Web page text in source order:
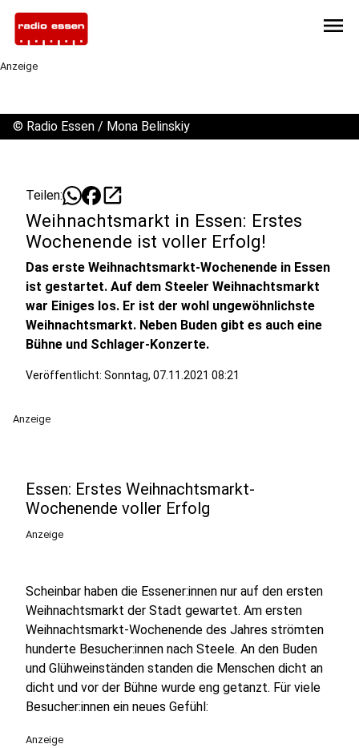
menu
Anzeige
© Radio Essen / Mona Belinskiy
Teilen: open_in_new
Weihnachtsmarkt in Essen: Erstes
Wochenende ist voller Erfolg!
Das erste Weihnachtsmarkt-Wochenende in Essen
ist gestartet. Auf dem Steeler Weihnachtsmarkt
war Einiges los. Er ist der wohl ungewöhnlichste
Weihnachtsmarkt. Neben Buden gibt es auch eine
Bühne und Schlager-Konzerte.
Veröffentlicht: Sonntag, 07.11.2021 08:21
Anzeige
Essen: Erstes Weihnachtsmarkt-
Wochenende voller Erfolg
Anzeige
Scheinbar haben die Essener:innen nur auf den ersten
Weihnachtsmarkt der Stadt gewartet. Am ersten
Weihnachtsmarkt-Wochenende des Jahres strömten
hunderte Besucher:innen nach Steele. An den Buden
und Glühweinständen standen die Menschen dicht an
dicht und vor der Bühne wurde eng getanzt. Für viele
Besucher:innen ein neues Gefühl:
Anzeige